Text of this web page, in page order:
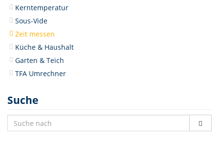
Kerntemperatur
Sous-Vide
Zeit messen
Küche & Haushalt
Garten & Teich
TFA Umrechner
Suche